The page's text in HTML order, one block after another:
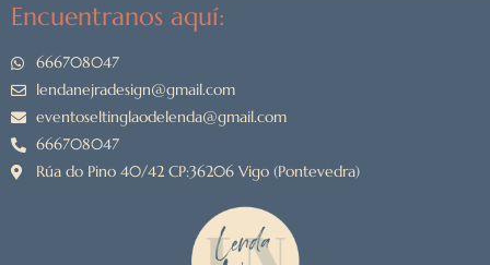
Encuentranos aquí:
666708047
lendanejradesign@gmail.com
eventoseltinglaodelenda@gmail.com
666708047
Rúa do Pino 40/42 CP:36206 Vigo (Pontevedra)